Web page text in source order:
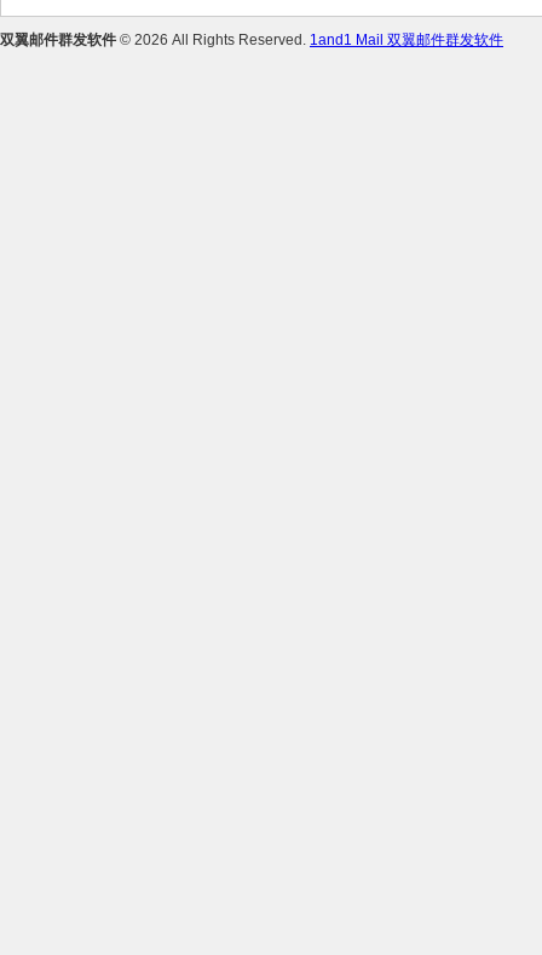
双翼邮件群发软件 © 2026 All Rights Reserved. 1and1 Mail 双翼邮件群发软件